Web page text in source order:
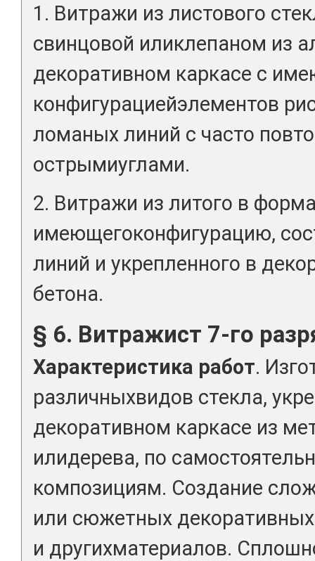
1. Витражи из листового
свинцовой иликлепаном из
декоративном каркасе с
конфигурациейэлементов
ломаных линий с часто
острымиуглами.
2. Витражи из литого в
имеющегоконфигурацию,
линий и укрепленного в
бетона.
§ 6. Витражист 7-го
Характеристика работ.
различныхвидов стекла,
декоративном каркасе из
илидерева, по
композициям. Создание
или сюжетных
и другихматериалов.